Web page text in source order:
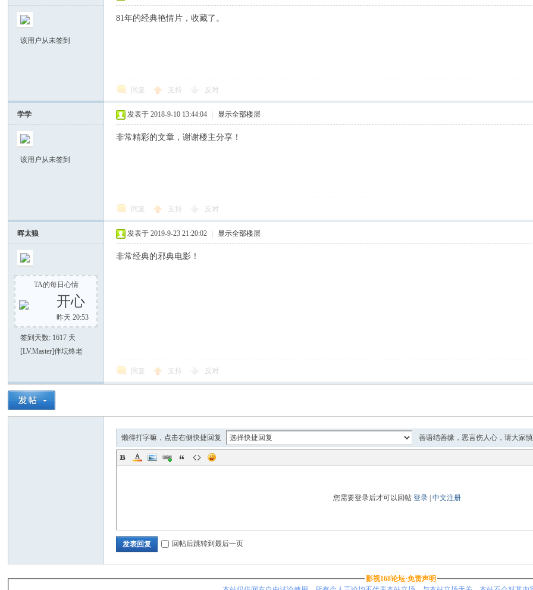
该用户从未签到
81年的经典艳情片，收藏了。
回复 支持 反对
学学
该用户从未签到
发表于 2018-9-10 13:44:04 显示全部楼层
非常精彩的文章，谢谢楼主分享！
回复 支持 反对
晖太狼
TA的每日心情
开心
昨天 20:53
签到天数: 1617 天
[LV.Master]伴坛终老
发表于 2019-9-23 21:20:02 显示全部楼层
非常经典的邪典电影！
回复 支持 反对
懒得打字嘛，点击右侧快捷回复 善语结善缘，恶言伤人心，请大家慎
您需要登录后才可以回帖 登录| 中文注册
发表回复 回帖后跳转到最后一页
影视168论坛·免责声明